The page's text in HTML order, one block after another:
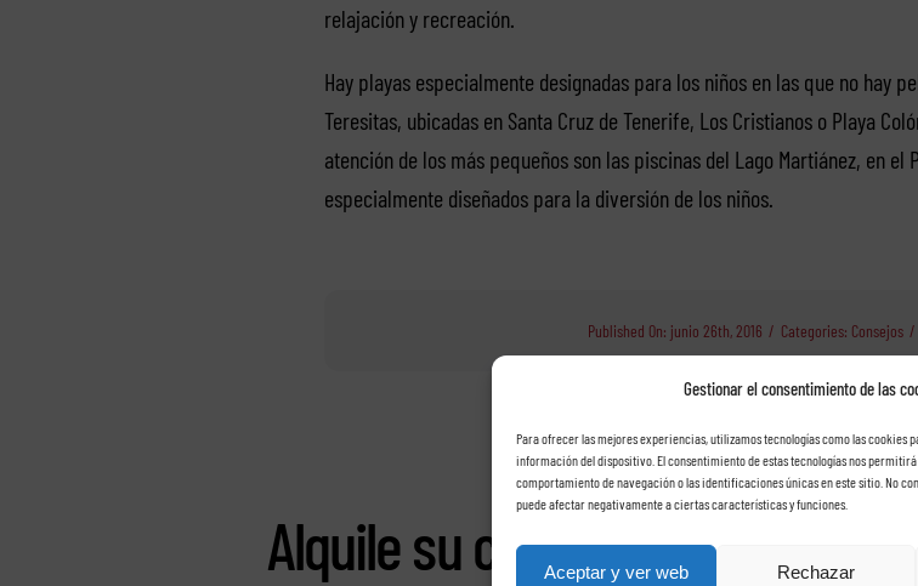
Gestionar el consentimiento de las
Para ofrecer las mejores experiencias, utilizamos tecnologías como las cookies
información del dispositivo. El consentimiento de estas tecnologías nos
comportamiento de navegación o las identificaciones únicas en este sitio. No
puede afectar negativamente a ciertas características y funciones.
Aceptar y ver web Rechazar
relajación y recreación.
Hay playas especialmente designadas para los niños en las que no hay
Teresitas, ubicadas en Santa Cruz de Tenerife, Los Cristianos o Playa
atención de los más pequeños son las piscinas del Lago Martiánez, en el
especialmente diseñados para la diversión de los niños.
Published On: junio 26th, 2016 / Categories: Consejos /
Alquile su coche con Rent a